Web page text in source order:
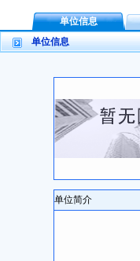
单位信息
单位信息